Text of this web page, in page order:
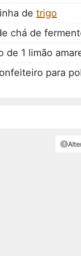
de trigo
chá de
de 1 limão
para